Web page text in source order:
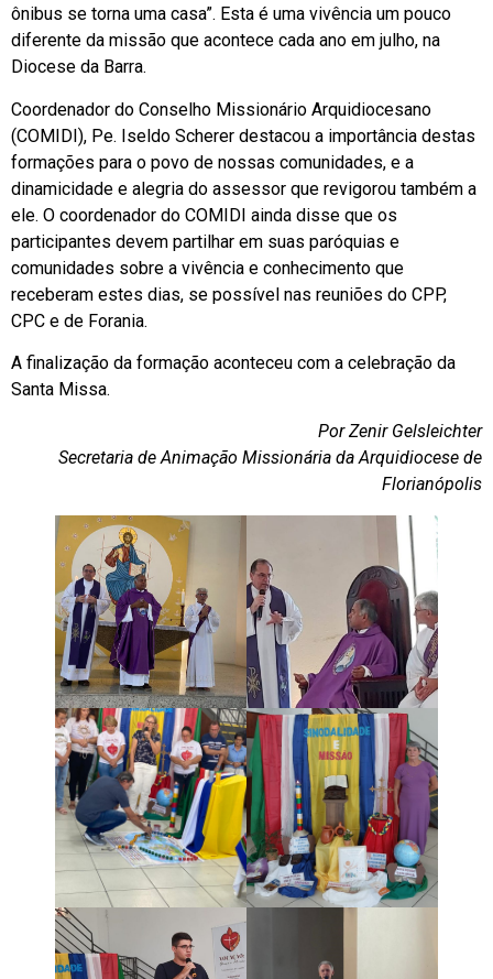
ônibus se torna uma casa”. Esta é uma vivência um pouco
diferente da missão que acontece cada ano em julho, na
Diocese da Barra.
Coordenador do Conselho Missionário Arquidiocesano
(COMIDI), Pe. Iseldo Scherer destacou a importância destas
formações para o povo de nossas comunidades, e a
dinamicidade e alegria do assessor que revigorou também a
ele. O coordenador do COMIDI ainda disse que os
participantes devem partilhar em suas paróquias e
comunidades sobre a vivência e conhecimento que
receberam estes dias, se possível nas reuniões do CPP,
CPC e de Forania.
A finalização da formação aconteceu com a celebração da
Santa Missa.
Por Zenir Gelsleichter
Secretaria de Animação Missionária da Arquidiocese de
Florianópolis